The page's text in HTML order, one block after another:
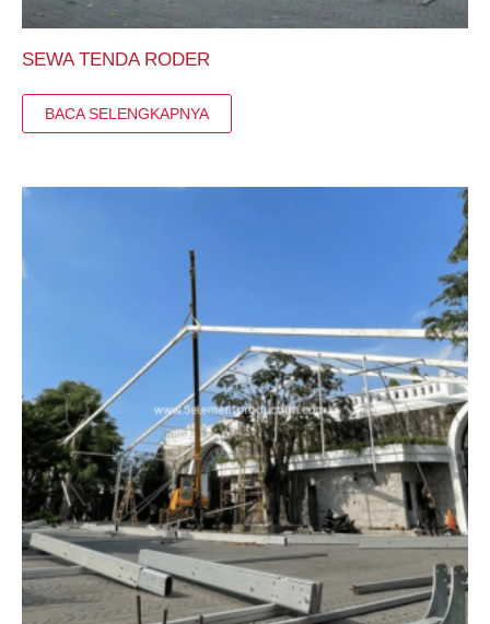
SEWA TENDA RODER
BACA SELENGKAPNYA